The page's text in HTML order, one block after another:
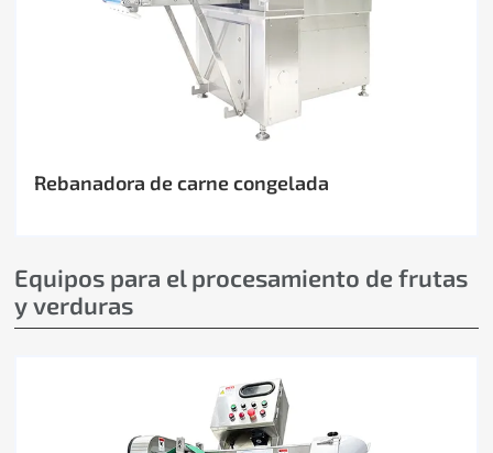
Rebanadora de carne congelada
Equipos para el procesamiento de frutas
y verduras